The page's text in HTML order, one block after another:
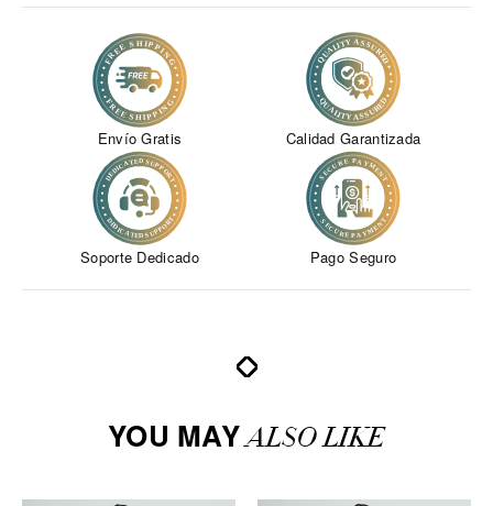
Envío Gratis Calidad Garantizada
Soporte Dedicado Pago Seguro
YOU MAYALSO LIKE